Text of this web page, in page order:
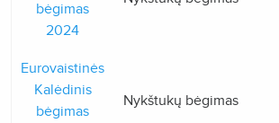
bėgimas
2024
Eurovaistinės
Kalėdinis
bėgimas
Nykštukų bėgimas